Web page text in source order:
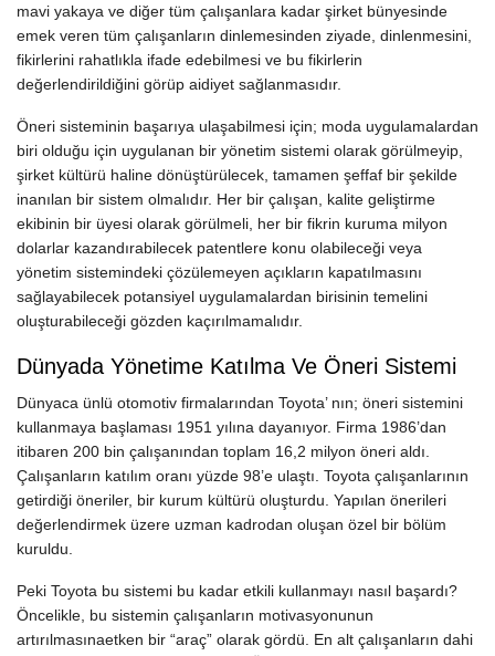
mavi yakaya ve diğer tüm çalışanlara kadar şirket bünyesinde
emek veren tüm çalışanların dinlemesinden ziyade, dinlenmesini,
fikirlerini rahatlıkla ifade edebilmesi ve bu fikirlerin
değerlendirildiğini görüp aidiyet sağlanmasıdır.
Öneri sisteminin başarıya ulaşabilmesi için; moda uygulamalardan
biri olduğu için uygulanan bir yönetim sistemi olarak görülmeyip,
şirket kültürü haline dönüştürülecek, tamamen şeffaf bir şekilde
inanılan bir sistem olmalıdır. Her bir çalışan, kalite geliştirme
ekibinin bir üyesi olarak görülmeli, her bir fikrin kuruma milyon
dolarlar kazandırabilecek patentlere konu olabileceği veya
yönetim sistemindeki çözülemeyen açıkların kapatılmasını
sağlayabilecek potansiyel uygulamalardan birisinin temelini
oluşturabileceği gözden kaçırılmamalıdır.
Dünyada Yönetime Katılma Ve Öneri Sistemi
Dünyaca ünlü otomotiv firmalarından Toyota’ nın; öneri sistemini
kullanmaya başlaması 1951 yılına dayanıyor. Firma 1986’dan
itibaren 200 bin çalışanından toplam 16,2 milyon öneri aldı.
Çalışanların katılım oranı yüzde 98’e ulaştı. Toyota çalışanlarının
getirdiği öneriler, bir kurum kültürü oluşturdu. Yapılan önerileri
değerlendirmek üzere uzman kadrodan oluşan özel bir bölüm
kuruldu.
Peki Toyota bu sistemi bu kadar etkili kullanmayı nasıl başardı?
Öncelikle, bu sistemin çalışanların motivasyonunun
artırılmasınaetken bir “araç” olarak gördü. En alt çalışanların dahi